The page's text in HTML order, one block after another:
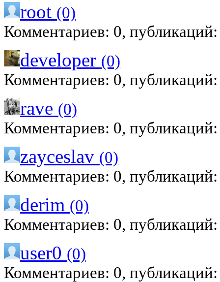
root (0)
Комментариев: 0,
developer (0)
Комментариев: 0,
rave (0)
Комментариев: 0,
zayceslav (0)
Комментариев: 0,
derim (0)
Комментариев: 0,
user0 (0)
Комментариев: 0,